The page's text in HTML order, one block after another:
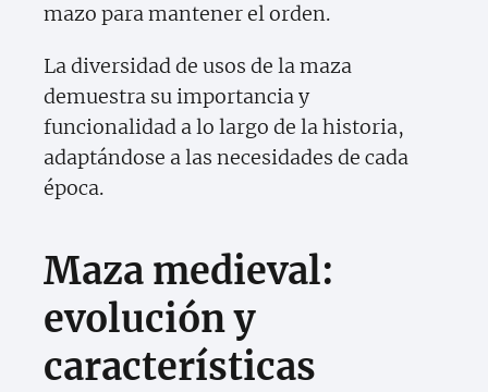
mazo para mantener el orden.
La diversidad de usos de la maza
demuestra su importancia y
funcionalidad a lo largo de la historia,
adaptándose a las necesidades de cada
época.
Maza medieval:
evolución y
características